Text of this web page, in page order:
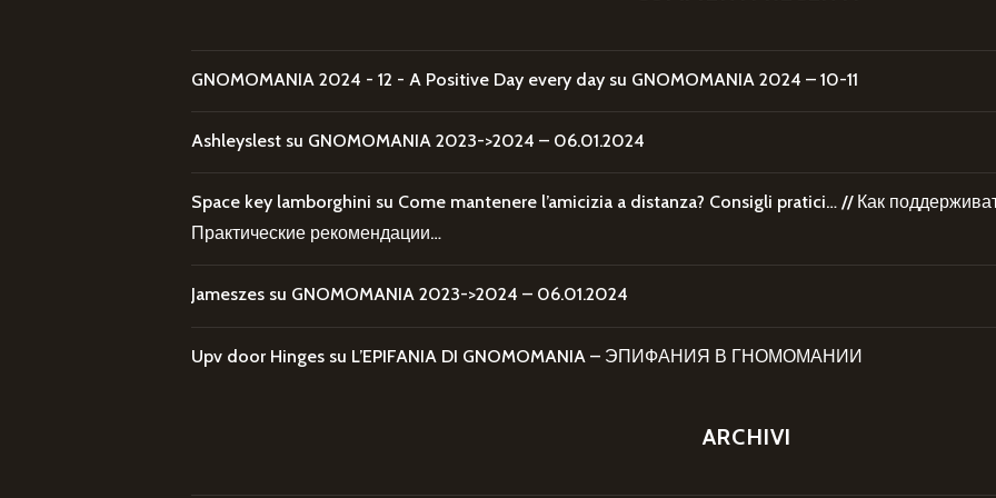
GNOMOMANIA 2024 - 12 - A Positive Day every day su GNOMOMANIA 2024 – 10-11
Ashleyslest su GNOMOMANIA 2023->2024 – 06.01.2024
Space key lamborghini su Come mantenere l’amicizia a distanza? Consigli pratici… // Как
Практические рекомендации…
Jameszes su GNOMOMANIA 2023->2024 – 06.01.2024
Upv door Hinges su L’EPIFANIA DI GNOMOMANIA – ЭПИФАНИЯ В ГНОМОМАНИИ
ARCHIVI